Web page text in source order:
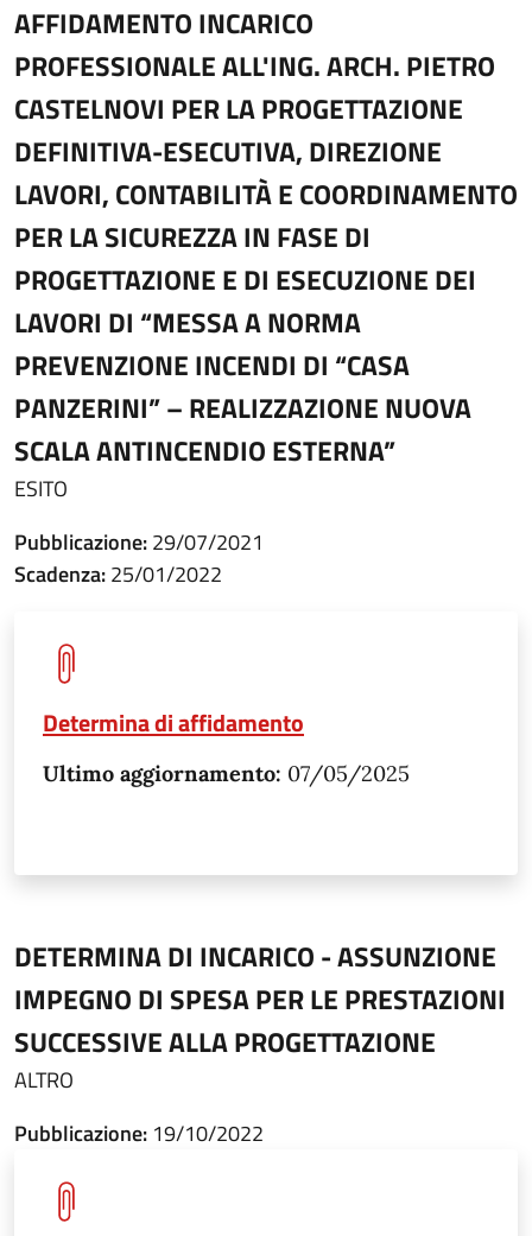
AFFIDAMENTO INCARICO
PROFESSIONALE ALL'ING. ARCH. PIETRO
CASTELNOVI PER LA PROGETTAZIONE
DEFINITIVA-ESECUTIVA, DIREZIONE
LAVORI, CONTABILITÀ E COORDINAMENTO
PER LA SICUREZZA IN FASE DI
PROGETTAZIONE E DI ESECUZIONE DEI
LAVORI DI “MESSA A NORMA
PREVENZIONE INCENDI DI “CASA
PANZERINI” – REALIZZAZIONE NUOVA
SCALA ANTINCENDIO ESTERNA”
ESITO
Pubblicazione:29/07/2021
Scadenza:25/01/2022
Determina di affidamento
Ultimo aggiornamento: 07/05/2025
DETERMINA DI INCARICO - ASSUNZIONE
IMPEGNO DI SPESA PER LE PRESTAZIONI
SUCCESSIVE ALLA PROGETTAZIONE
ALTRO
Pubblicazione: 19/10/2022